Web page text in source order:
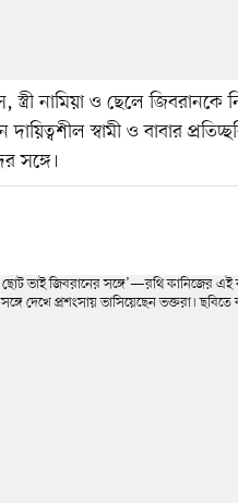
নামিয়া ও ছেলে
স্বামী ও বাবার
সঙ্গে।